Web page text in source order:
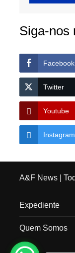
Siga-nos
Facebook
Twitter
Youtube
Instagram
A&F News|
Expediente
Quem Somos